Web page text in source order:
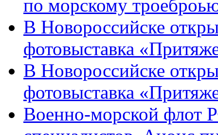
по морскому
В Новороссийске
фотовыставка
В Новороссийске
фотовыставка
Военно-морской флот